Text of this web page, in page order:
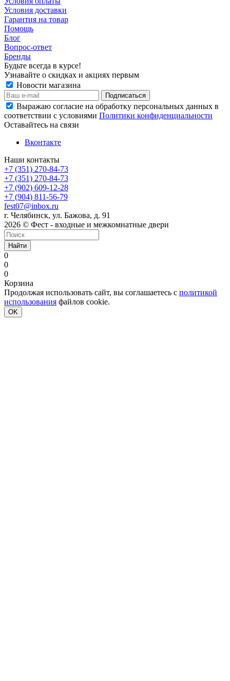
Условия доставки
Гарантия на товар
Помощь
Блог
Вопрос-ответ
Бренды
Будьте всегда в курсе!
Узнавайте о скидках и акциях первым
Новости магазина
Выражаю согласие на обработку персональных данных в
соответствии с условиями Политики конфиденциальности
Оставайтесь на связи
Вконтакте
Наши контакты
+7 (351) 270-84-73
+7 (351) 270-84-73
+7 (902) 609-12-28
+7 (904) 811-56-79
fest07@inbox.ru
г. Челябинск, ул. Бажова, д. 91
2026 © Фест - входные и межкомнатные двери
Найти
0
0
0
Корзина
Продолжая использовать сайт, вы соглашаетесь с политикой
использования файлов cookie.
OK